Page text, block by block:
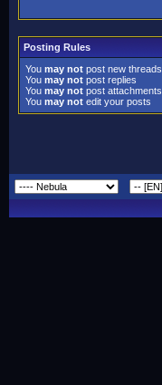
Posting Rules
You may not post new threads
You may not post replies
You may not post attachments
You may not edit your posts